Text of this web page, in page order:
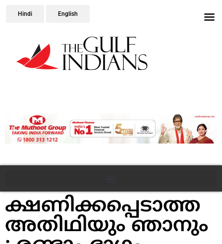
Hindi English
ക്ഷണിക്കപ്പെടാത്ത
അതിഥിയും ഞാനും